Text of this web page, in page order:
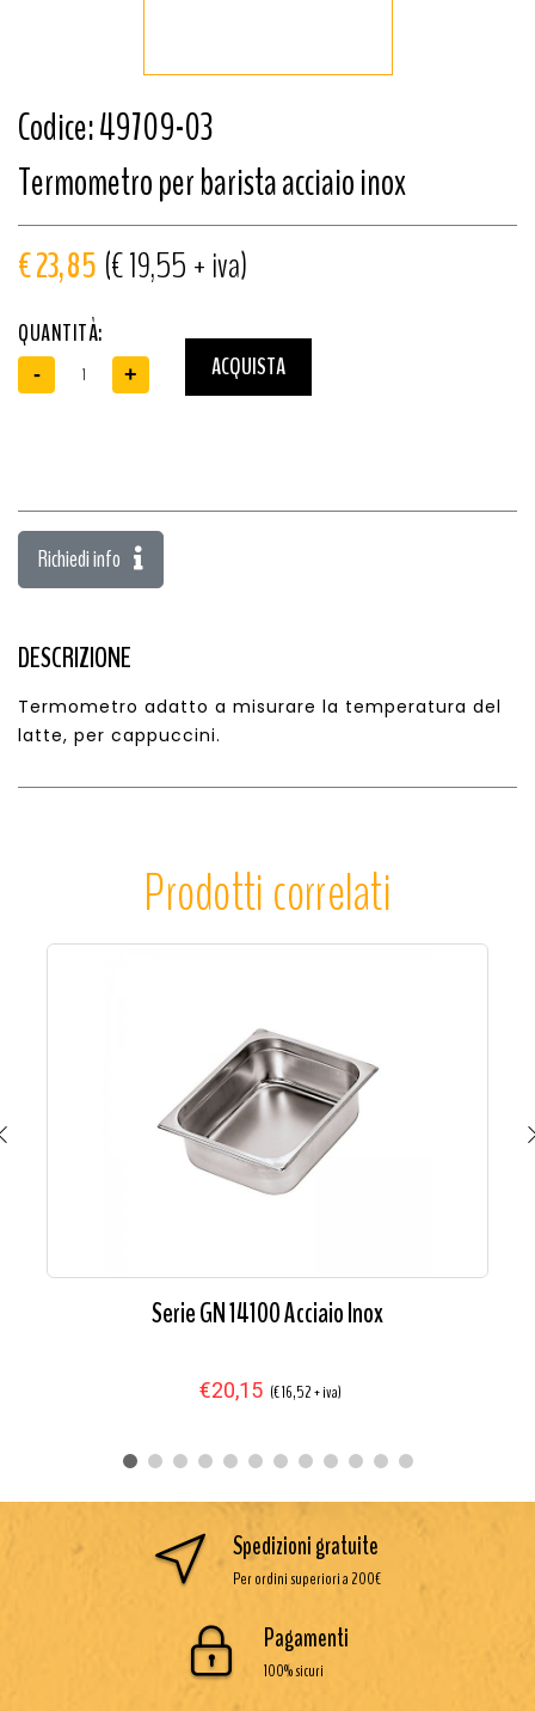
Codice: 49709-03
Termometro per barista acciaio inox
€ 23,85 (€ 19,55 + iva)
QUANTITÀ:
- + ACQUISTA
Richiedi info
DESCRIZIONE
Termometro adatto a misurare la temperatura del
latte, per cappuccini.
Prodotti correlati
Serie GN 14100 Acciaio Inox
€20,15 (€ 16,52 + iva)
Spedizioni gratuite
Per ordini superiori a 200€
Pagamenti
100% sicuri